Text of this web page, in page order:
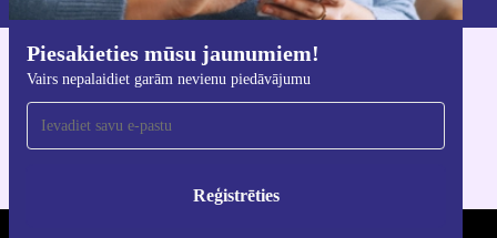
Piesakieties mūsu jaunumiem!
Vairs nepalaidiet garām nevienu piedāvājumu
Reģistrēties
Lejupielādējiet refurbed lietotni
iOS un Android ierīcēm